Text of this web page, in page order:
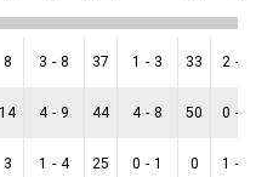
8 3 - 8 37 1 - 3 33 2 -
14 4 - 9 44 4 - 8 50 0 -
3 1 - 4 25 0 - 1 0 1 -